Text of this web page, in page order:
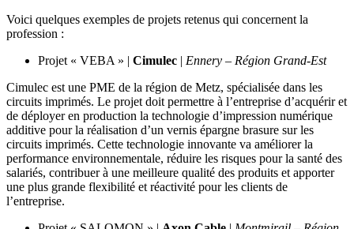
Voici quelques exemples de projets retenus qui concernent la
profession :
Projet « VEBA » | Cimulec | Ennery – Région Grand-Est
Cimulec est une PME de la région de Metz, spécialisée dans les
circuits imprimés. Le projet doit permettre à l’entreprise d’acquérir et
de déployer en production la technologie d’impression numérique
additive pour la réalisation d’un vernis épargne brasure sur les
circuits imprimés. Cette technologie innovante va améliorer la
performance environnementale, réduire les risques pour la santé des
salariés, contribuer à une meilleure qualité des produits et apporter
une plus grande flexibilité et réactivité pour les clients de
l’entreprise.